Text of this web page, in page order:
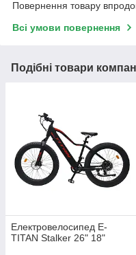
Повернення товару
Всі умови повернення
Подібні товари
Електровелосипед E-
TITAN Stalker 26" 18"